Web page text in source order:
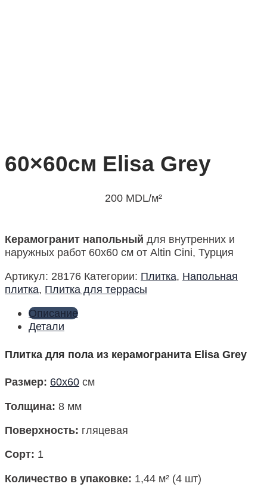
60×60см Elisa Grey
200 MDL/м²
Керамогранит напольный для внутренних и
наружных работ 60х60 см от Altin Cini, Турция
Артикул: 28176 Категории: Плитка, Напольная
плитка, Плитка для террасы
Описание
Детали
Плитка для пола из керамогранита Elisa Grey
Размер: 60х60 см
Толщина: 8 мм
Поверхность: гляцевая
Сорт: 1
Количество в упаковке: 1,44 м² (4 шт)